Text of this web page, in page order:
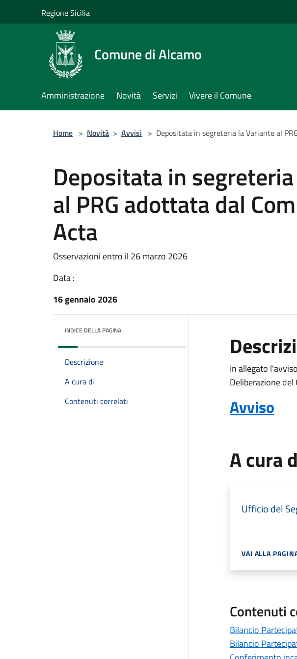
Regione Sicilia
Comune di Alcamo
Amministrazione Novità Servizi Vivere il Comune
Home > Novità > Avvisi > Depositata in segreteria la Variante al
Depositata in
al PRG adottata dal
Acta
Osservazioni entro il 26 marzo 2026
Data :
16 gennaio 2026
INDICE DELLA PAGINA
Descrizione
A cura di
Contenuti correlati
In allegato
Deliberazione
Avviso
A cura
Ufficio del
VAI ALLA
Contenuti
Bilancio
Bilancio